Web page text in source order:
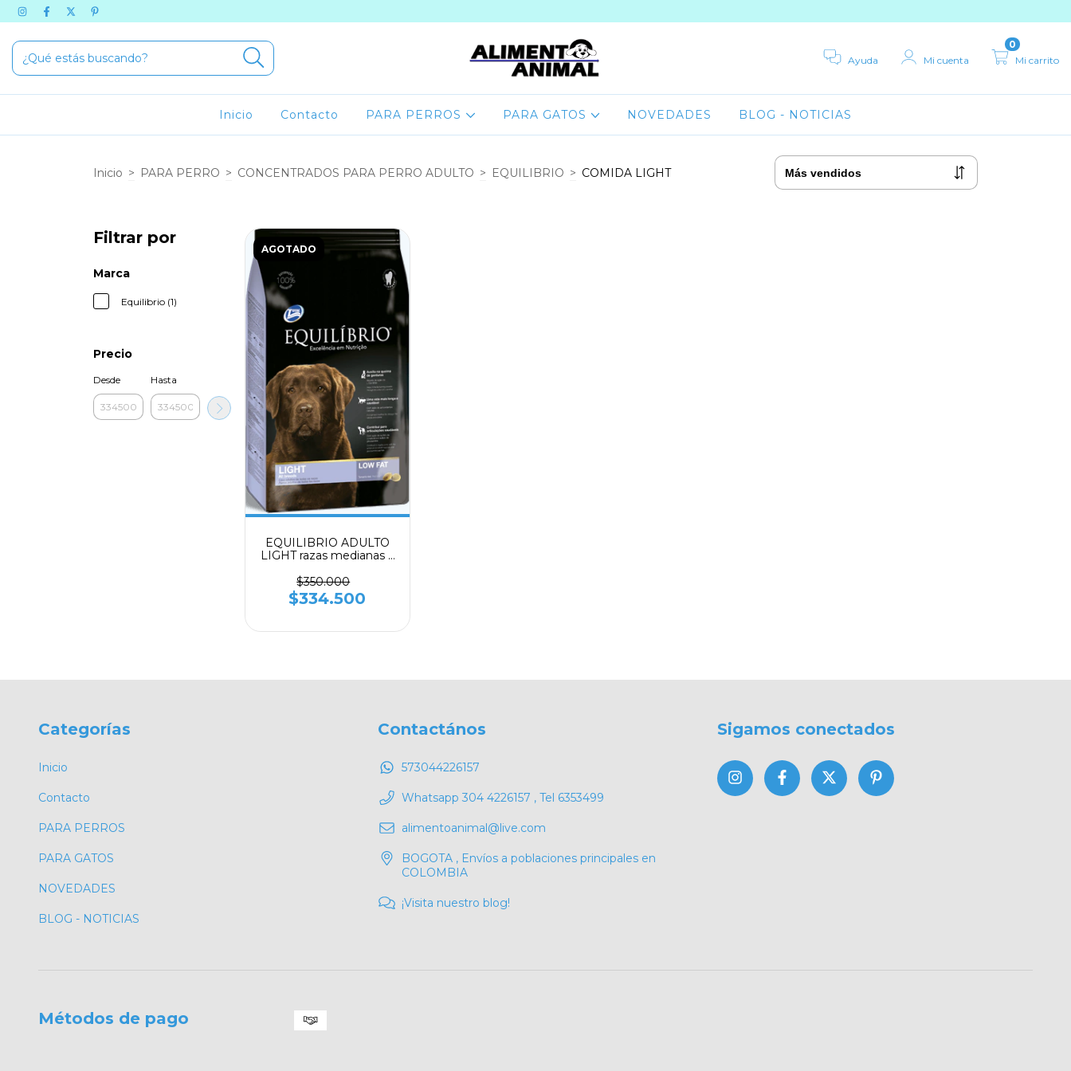
Ayuda Mi cuenta Mi carrito
0
Inicio Contacto PARA PERROS PARA GATOS NOVEDADES BLOG - NOTICIAS
Inicio > PARA PERRO > CONCENTRADOS PARA PERRO ADULTO > EQUILIBRIO > COMIDA LIGHT
Filtrar por
Marca
Equilibrio (1)
Precio
Desde Hasta
AGOTADO
EQUILIBRIO ADULTO
LIGHT razas medianas y
$350.000
$334.500
Categorías
Inicio
Contacto
PARA PERROS
PARA GATOS
NOVEDADES
BLOG - NOTICIAS
Contactános
573044226157
Whatsapp 304 4226157 , Tel 6353499
alimentoanimal@live.com
BOGOTA , Envíos a poblaciones principales en
COLOMBIA
¡Visita nuestro blog!
Sigamos conectados
Métodos de pago